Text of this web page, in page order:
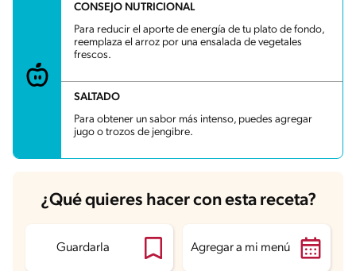
Carbohidratos 81.7 g
Energía 844.4 kcal
Grasas 34.2 g
Fibra 2.2 g
Azúcares
CONSEJO NUTRICIONAL
Para reducir el aporte de energía de tu plato de fondo,
reemplaza el arroz por una ensalada de vegetales
frescos.
SALTADO
Para obtener un sabor más intenso, puedes agregar
jugo o trozos de jengibre.
¿Qué quieres hacer con esta receta?
Guardarla Agregar a mi menú